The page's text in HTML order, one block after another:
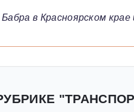
в Красноярском крае